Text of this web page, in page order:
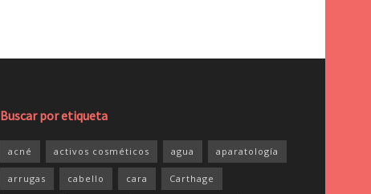
Buscar por etiqueta
acné activos cosméticos agua aparatología
arrugas cabello cara Carthage